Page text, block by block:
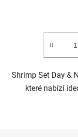
Shrimp Set Day &
které nabízí